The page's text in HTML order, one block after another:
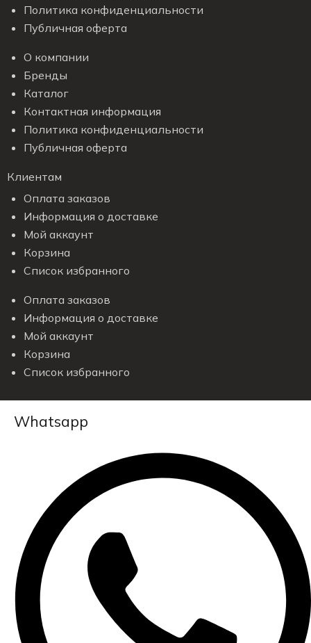
Политика конфиденциальности
Публичная оферта
О компании
Бренды
Каталог
Контактная информация
Политика конфиденциальности
Публичная оферта
Клиентам
Оплата заказов
Информация о доставке
Мой аккаунт
Корзина
Список избранного
Оплата заказов
Информация о доставке
Мой аккаунт
Корзина
Список избранного
Whatsapp